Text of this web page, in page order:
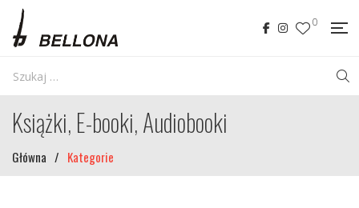
0
Książki, E-booki, Audiobooki
Główna / Kategorie